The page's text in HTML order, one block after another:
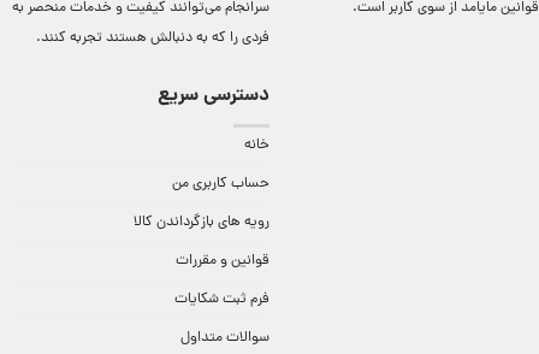
قوانین مایامداز سوی کاربر است.
سرانجام می‌توانند کيفيت و خدمات منحصر به
فردی را که به دنبالش هستند تجربه کنند.
دسترسی سریع
خانه
حساب کاربری من
رویه های بازگرداندن کالا
قوانین و مقررات
فرم ثبت شکایات
سوالات متداول